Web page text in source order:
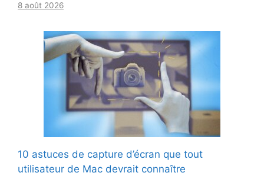
8 août 2026
10 astuces de capture d’écran que tout
utilisateur de Mac devrait connaître